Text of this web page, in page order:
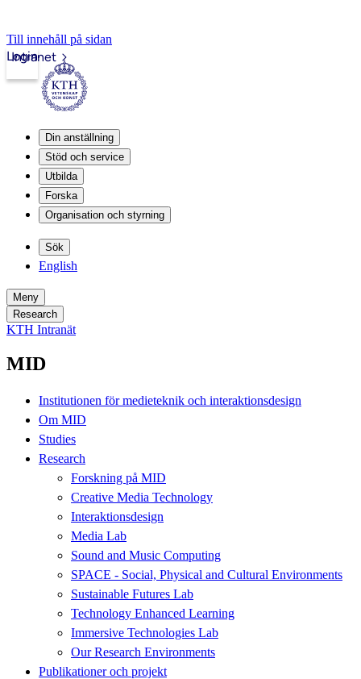
Till innehåll på sidan
Intranet
Login
Din anställning
Stöd och service
Utbilda
Forska
Organisation och styrning
Sök
English
Meny
Research
KTH Intranät
MID
Institutionen för medieteknik och interaktionsdesign
Om MID
Studies
Research
Forskning på MID
Creative Media Technology
Interaktionsdesign
Media Lab
Sound and Music Computing
SPACE - Social, Physical and Cultural Environments
Sustainable Futures Lab
Technology Enhanced Learning
Immersive Technologies Lab
Our Research Environments
Publikationer och projekt